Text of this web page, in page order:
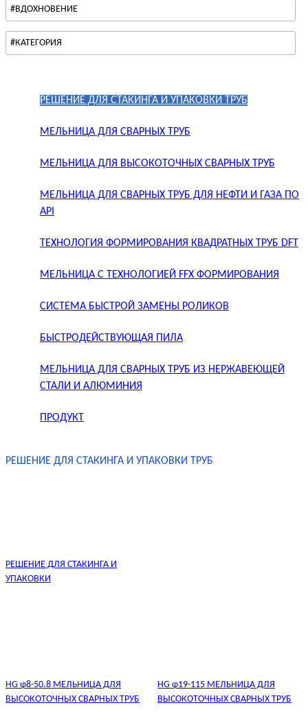
#ВДОХНОВЕНИЕ
#КАТЕГОРИЯ
РЕШЕНИЕ ДЛЯ СТАКИНГА И УПАКОВКИ ТРУБ
МЕЛЬНИЦА ДЛЯ СВАРНЫХ ТРУБ
МЕЛЬНИЦА ДЛЯ ВЫСОКОТОЧНЫХ СВАРНЫХ ТРУБ
МЕЛЬНИЦА ДЛЯ СВАРНЫХ ТРУБ ДЛЯ НЕФТИ И ГАЗА ПО
API
ТЕХНОЛОГИЯ ФОРМИРОВАНИЯ КВАДРАТНЫХ ТРУБ DFT
МЕЛЬНИЦА С ТЕХНОЛОГИЕЙ FFX ФОРМИРОВАНИЯ
СИСТЕМА БЫСТРОЙ ЗАМЕНЫ РОЛИКОВ
БЫСТРОДЕЙСТВУЮЩАЯ ПИЛА
МЕЛЬНИЦА ДЛЯ СВАРНЫХ ТРУБ ИЗ НЕРЖАВЕЮЩЕЙ
СТАЛИ И АЛЮМИНИЯ
ПРОДУКТ
РЕШЕНИЕ ДЛЯ СТАКИНГА И УПАКОВКИ ТРУБ
РЕШЕНИЕ ДЛЯ СТАКИНГА И
УПАКОВКИ
HG φ8-50.8 МЕЛЬНИЦА ДЛЯ
ВЫСОКОТОЧНЫХ СВАРНЫХ ТРУБ
HG φ19-115 МЕЛЬНИЦА ДЛЯ
ВЫСОКОТОЧНЫХ СВАРНЫХ ТРУБ